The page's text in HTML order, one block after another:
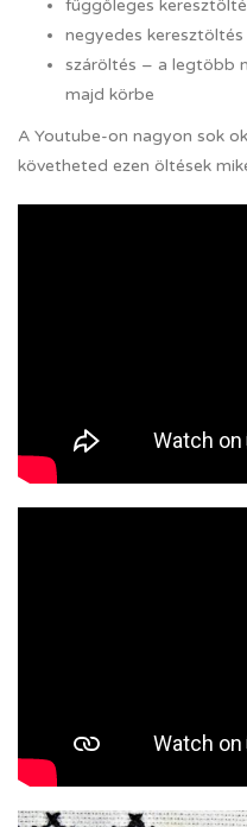
függőleges
negyedes keresztöltés
száröltés – a legtöbb
majd körbe
A Youtube-on nagyon sok
követheted ezen öltések